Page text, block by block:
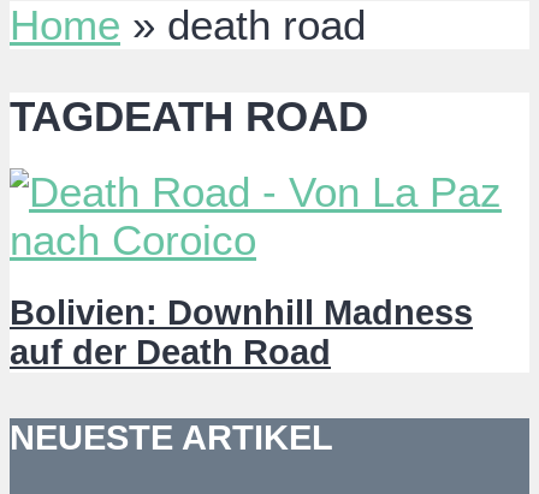
Home » death road
TAGDEATH ROAD
Bolivien: Downhill Madness
auf der Death Road
NEUESTE ARTIKEL